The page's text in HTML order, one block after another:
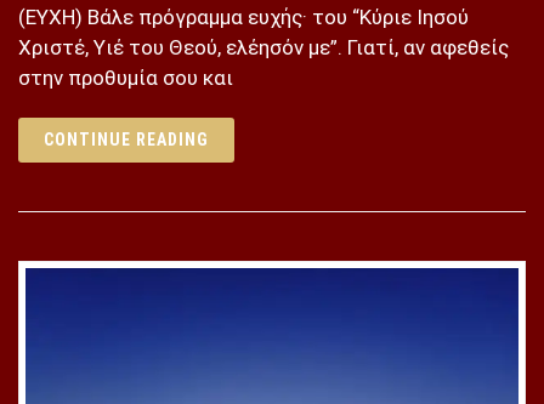
(ΕΥΧΗ) Βάλε πρόγραμμα ευχής· του “Κύριε Ιησού
Χριστέ, Υιέ του Θεού, ελέησόν με”. Γιατί, αν αφεθείς
στην προθυμία σου και
CONTINUE READING